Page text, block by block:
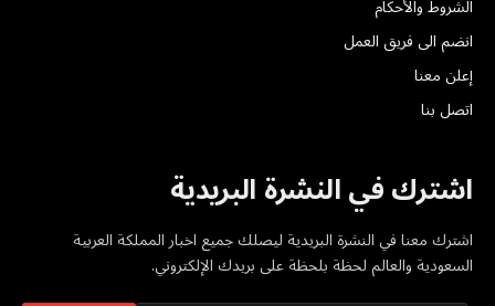
الشروط والأحكام
انضم الى فريق العمل
إعلن معنا
اتصل بنا
اشترك في النشرة البريدية
اشترك معنا في النشرة البريدية ليصلك جميع اخبار المملكة العربية
السعودية والعالم لحظة بلحظة على بريدك الإلكتروني.